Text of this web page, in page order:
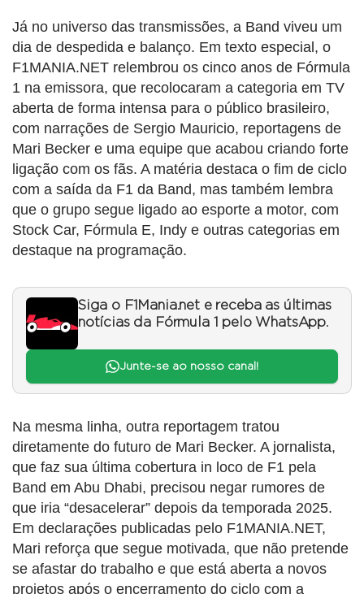
Já no universo das transmissões, a Band viveu um
dia de despedida e balanço. Em texto especial, o
F1MANIA.NET relembrou os cinco anos de Fórmula
1 na emissora, que recolocaram a categoria em TV
aberta de forma intensa para o público brasileiro,
com narrações de Sergio Mauricio, reportagens de
Mari Becker e uma equipe que acabou criando forte
ligação com os fãs. A matéria destaca o fim de ciclo
com a saída da F1 da Band, mas também lembra
que o grupo segue ligado ao esporte a motor, com
Stock Car, Fórmula E, Indy e outras categorias em
destaque na programação.
Siga o F1Mania.net e receba as últimas
notícias da Fórmula 1 pelo WhatsApp.
Junte-se ao nosso canal!
Na mesma linha, outra reportagem tratou
diretamente do futuro de Mari Becker. A jornalista,
que faz sua última cobertura in loco de F1 pela
Band em Abu Dhabi, precisou negar rumores de
que iria “desacelerar” depois da temporada 2025.
Em declarações publicadas pelo F1MANIA.NET,
Mari reforça que segue motivada, que não pretende
se afastar do trabalho e que está aberta a novos
projetos após o encerramento do ciclo com a